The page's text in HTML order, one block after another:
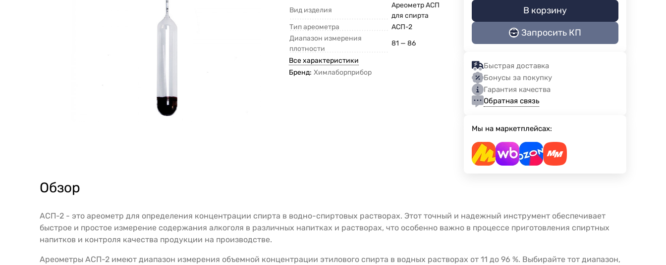
Вид изделия
Ареометр АСП
для спирта
Тип ареометра
АСП-2
Диапазон измерения
плотности
81 — 86
Все характеристики
Бренд: Химлаборприбор
В корзину
Запросить КП
Быстрая доставка
Бонусы за покупку
Гарантия качества
Обратная связь
Мы на маркетплейсах:
Обзор
АСП-2 - это ареометр для определения концентрации спирта в водно-спиртовых растворах. Этот точный и надежный инструмент обеспечивает
быстрое и простое измерение содержания алкоголя в различных напитках и растворах, что особенно важно в процессе приготовления спиртных
напитков и контроля качества продукции на производстве.
Ареометры АСП-2 имеют диапазон измерения объемной концентрации этилового спирта в водных растворах от 11 до 96 %. Выбирайте тот диапазон,